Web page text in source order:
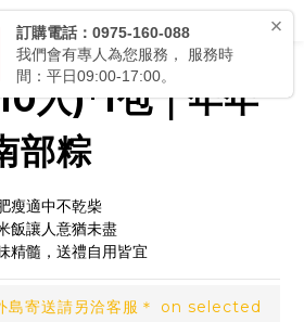
入)*1包｜年年
部粽
瘦適中不乾柴
飯讓人意猶未盡
精髓，送禮自用皆宜
島寄送請另洽客服＊ on selected